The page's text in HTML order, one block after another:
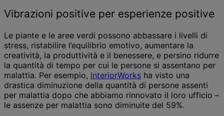
Vibrazioni positive per esperienze positive
Le piante e le aree verdi possono abbassare i livelli di
stress, ristabilire l’equilibrio emotivo, aumentare la
creatività, la produttività e il benessere, e persino ridurre
la quantità di tempo per cui le persone si assentano per
malattia. Per esempio, InteriorWorks ha visto una
drastica diminuzione della quantità di persone assenti
per malattia dopo che abbiamo rinnovato il loro ufficio –
le assenze per malattia sono diminuite del 59%.